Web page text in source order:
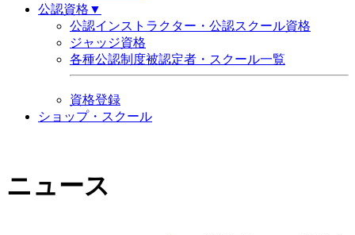
公認資格▼
公認インストラクター・公認スクール資格
ジャッジ資格
各種公認制度被認定者・スクール一覧
資格登録
ショップ・スクール
ニュース